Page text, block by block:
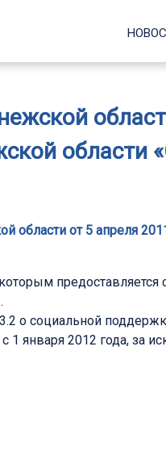
области
области от 5 апреля
о социальной
1 января 2012 года, за